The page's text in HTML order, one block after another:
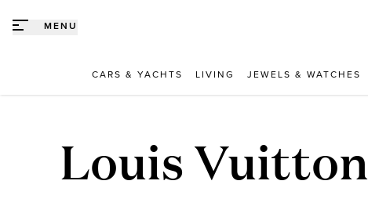
MENU
CARS & YACHTS LIVING JEWELS & WATCHES
Louis Vuitton